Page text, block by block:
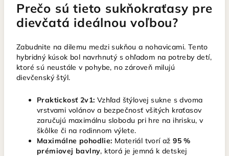
Prečo sú tieto sukňokraťasy pre
dievčatá ideálnou voľbou?
Zabudnite na dilemu medzi sukňou a nohavicami. Tento
hybridný kúsok bol navrhnutý s ohľadom na potreby detí,
ktoré sú neustále v pohybe, no zároveň milujú
dievčenský štýl.
Praktickosť 2v1: Vzhľad štýlovej sukne s dvoma
vrstvami volánov a bezpečnosť všitých kraťasov
zaručujú maximálnu slobodu pri hre na ihrisku, v
škôlke či na rodinnom výlete.
Maximálne pohodlie: Materiál tvorí až95 %
prémiovej bavlny, ktorá je jemná k detskej